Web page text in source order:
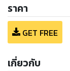
ราคา
GET FREE
เกี่ยวกับ